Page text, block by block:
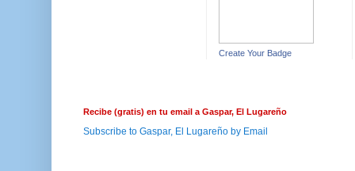
Create Your Badge
Recibe (gratis) en tu email a Gaspar, El Lugareño
Subscribe to Gaspar, El Lugareño by Email